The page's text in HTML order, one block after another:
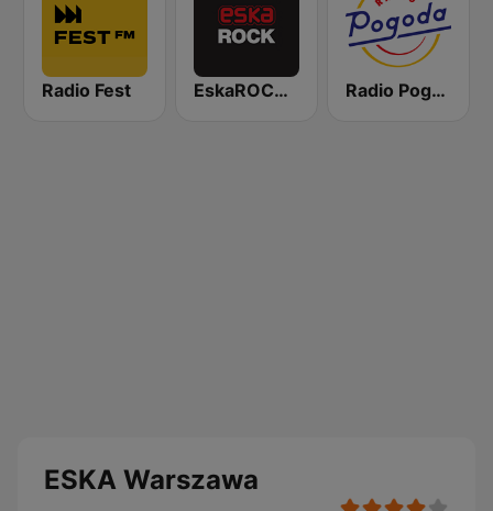
Radio Fest EskaROCK Warszawa Radio Pogoda
ESKA Warszawa